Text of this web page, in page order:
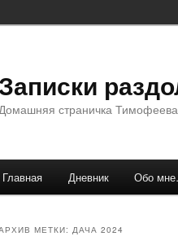
Домашняя страничка
Главная Дневник Обо
МЕТКИ: ДАЧА 2024